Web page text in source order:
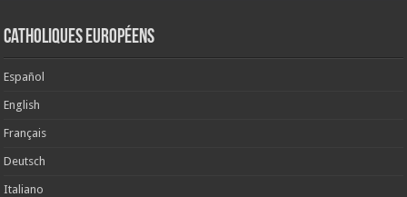
Catholiques européens
Español
English
Français
Deutsch
Italiano